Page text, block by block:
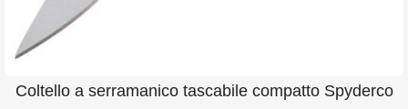
Coltello a serramanico tascabile compatto Spyderco